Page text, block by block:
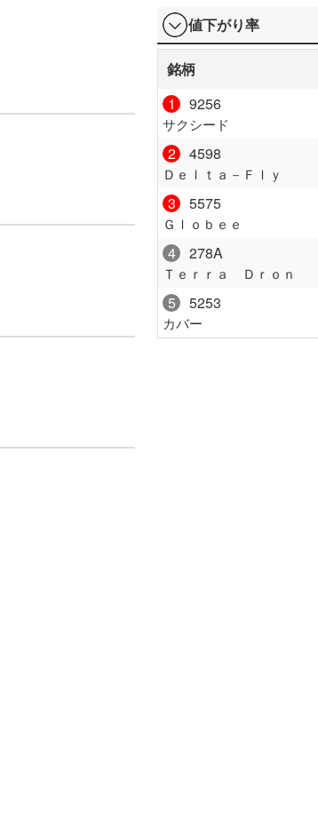
値下がり率
銘柄
1
9256
サクシード
2
4598
Ｄｅｌｔａ－Ｆｌｙ
3
5575
Ｇｌｏｂｅｅ
4
278A
Ｔｅｒｒａ Ｄｒｏｎ
5
5253
カバー